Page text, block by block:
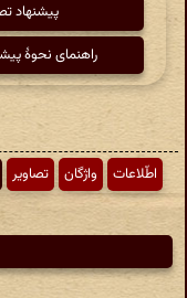
پیشنهاد
راهنمای نحوهٔ
اطّلاعات واژگان تصاویر